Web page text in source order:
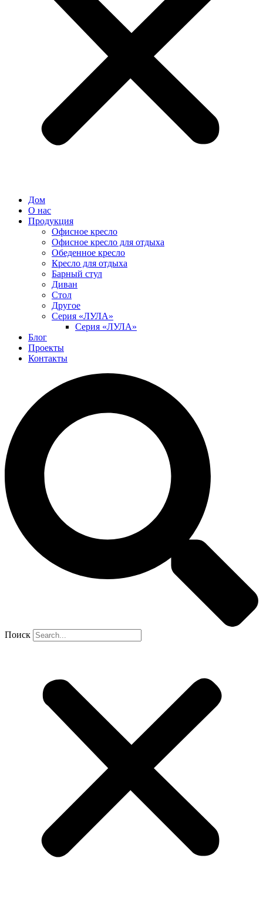
Дом
О нас
Продукция
Офисное кресло
Офисное кресло для отдыха
Обеденное кресло
Кресло для отдыха
Барный стул
Диван
Стол
Другое
Серия «ЛУЛА»
Серия «ЛУЛА»
Блог
Проекты
Контакты
Поиск